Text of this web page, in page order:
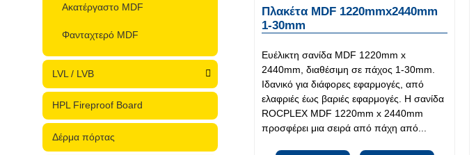
Ακατέργαστο MDF
Φανταχτερό MDF
LVL / LVB
HPL Fireproof Board
Δέρμα πόρτας
Πλακέτα MDF 1220mmx2440mm
1-30mm
Ευέλικτη σανίδα MDF 1220mm x
2440mm, διαθέσιμη σε πάχος 1-30mm.
Ιδανικό για διάφορες εφαρμογές, από
ελαφριές έως βαριές εφαρμογές. Η σανίδα
ROCPLEX MDF 1220mm x 2440mm
προσφέρει μια σειρά από πάχη από...